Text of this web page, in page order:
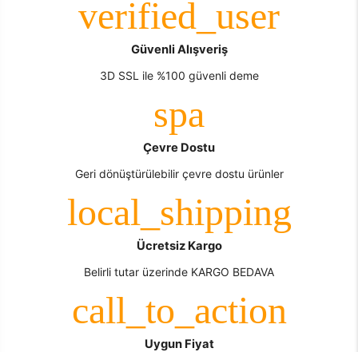
Güvenli Alışveriş
3D SSL ile %100 güvenli deme
Çevre Dostu
Geri dönüştürülebilir çevre dostu ürünler
Ücretsiz Kargo
Belirli tutar üzerinde KARGO BEDAVA
Uygun Fiyat